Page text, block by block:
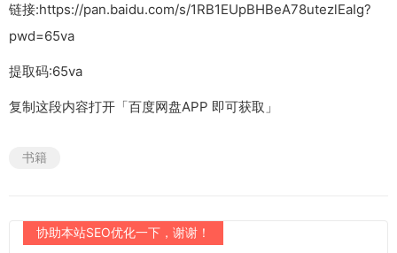
链接:https://pan.baidu.com/s/1RB1EUpBHBeA78utezlEaIg?
pwd=65va
提取码:65va
复制这段内容打开「百度网盘APP 即可获取」
书籍
协助本站SEO优化一下，谢谢！